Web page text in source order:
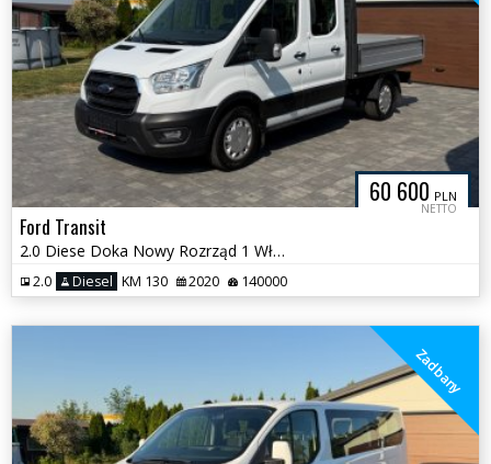
60 600 PLN
NETTO
Ford Transit
2.0 Diese Doka Nowy Rozrząd 1 Właściciel
2.0 Diesel KM 130 2020 140000
Zadbany